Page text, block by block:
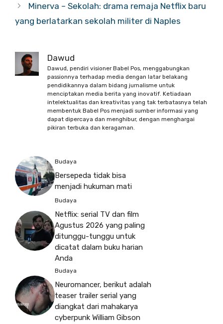
Minerva – Sekolah: drama remaja Netflix baru
yang berlatarkan sekolah militer di Naples
Dawud
Dawud, pendiri visioner Babel Pos, menggabungkan
passionnya terhadap media dengan latar belakang
pendidikannya dalam bidang jurnalisme untuk
menciptakan media berita yang inovatif. Ketiadaan
intelektualitas dan kreativitas yang tak terbatasnya telah
membentuk Babel Pos menjadi sumber informasi yang
dapat dipercaya dan menghibur, dengan menghargai
pikiran terbuka dan keragaman.
Budaya
Bersepeda tidak bisa
menjadi hukuman mati
Budaya
Netflix: serial TV dan film
Agustus 2026 yang paling
ditunggu-tunggu untuk
dicatat dalam buku harian
Anda
Budaya
Neuromancer, berikut adalah
teaser trailer serial yang
diangkat dari mahakarya
cyberpunk William Gibson